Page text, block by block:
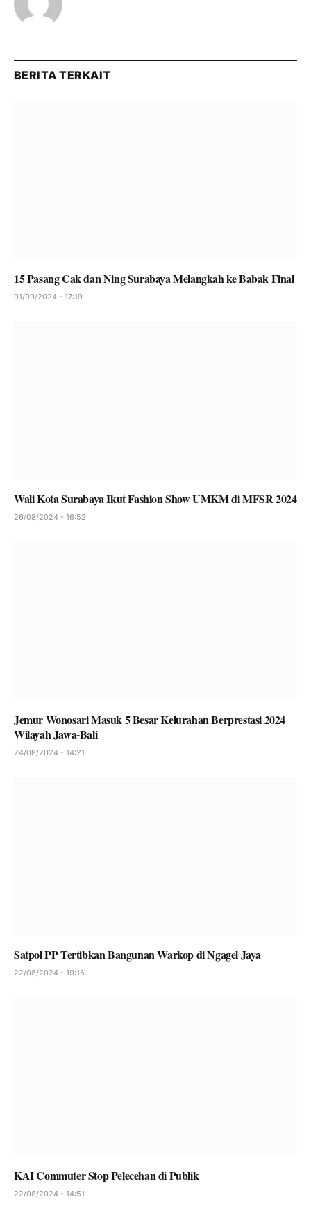
BERITA TERKAIT
15 Pasang Cak dan Ning Surabaya Melangkah ke Babak Final
01/09/2024 - 17:19
Wali Kota Surabaya Ikut Fashion Show UMKM di MFSR 2024
26/08/2024 - 16:52
Jemur Wonosari Masuk 5 Besar Kelurahan Berprestasi 2024
Wilayah Jawa-Bali
24/08/2024 - 14:21
Satpol PP Tertibkan Bangunan Warkop di Ngagel Jaya
22/08/2024 - 19:16
KAI Commuter Stop Pelecehan di Publik
22/08/2024 - 14:51